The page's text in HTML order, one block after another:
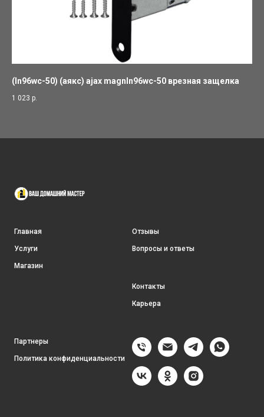
(ln96wc-50) (аякс) ajax magnln96wc-50 врезная защелка
1 023 р.
Главная
Услуги
Магазин
Отзывы
Вопросы и ответы
Контакты
Карьера
Партнеры
Политика конфиденциальности